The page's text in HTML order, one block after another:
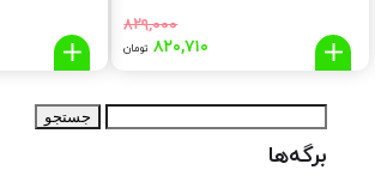
۸۲۹,۰۰۰
قیمت
تومان
بود.
۸۲۰,۷۱۰ تومانقیمت
فعلی:
تومان.
جستجو
برای:
برگه‌ها